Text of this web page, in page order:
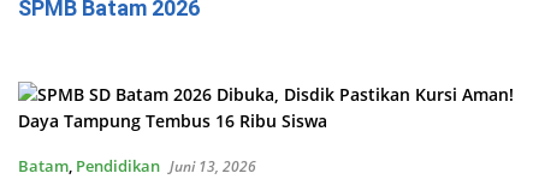
SPMB Batam 2026
Batam, Pendidikan Juni 13, 2026